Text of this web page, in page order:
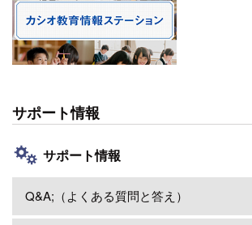
サポート情報
サポート情報
Q&A;（よくある質問と答え）